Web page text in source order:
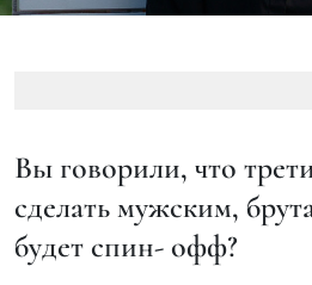
Вы говорили, что
сделать мужским,
будет спин- офф?